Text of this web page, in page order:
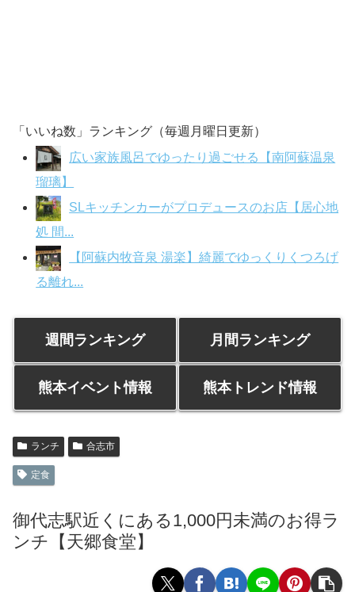
「いいね数」ランキング（毎週月曜日更新）
広い家族風呂でゆったり過ごせる【南阿蘇温泉
瑠璃】
SLキッチンカーがプロデュースのお店【居心地
処 間...
【阿蘇内牧音泉 湯楽】綺麗でゆっくりくつろげ
る離れ...
週間ランキング 月間ランキング
熊本イベント情報 熊本トレンド情報
ランチ 合志市
定食
御代志駅近くにある1,000円未満のお得ラ
ンチ【天郷食堂】